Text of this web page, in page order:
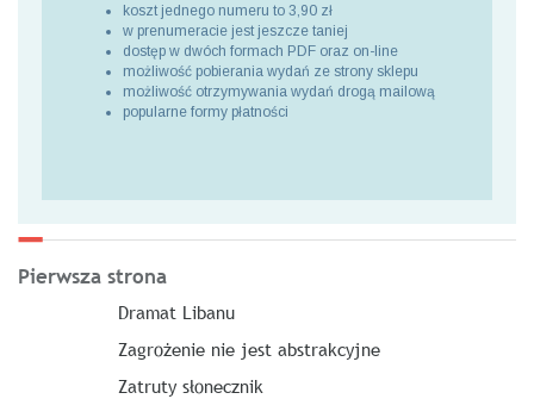
koszt jednego numeru to 3,90 zł
w prenumeracie jest jeszcze taniej
dostęp w dwóch formach PDF oraz on-line
możliwość pobierania wydań ze strony sklepu
możliwość otrzymywania wydań drogą mailową
popularne formy płatności
Pierwsza strona
Dramat Libanu
Zagrożenie nie jest abstrakcyjne
Zatruty słonecznik